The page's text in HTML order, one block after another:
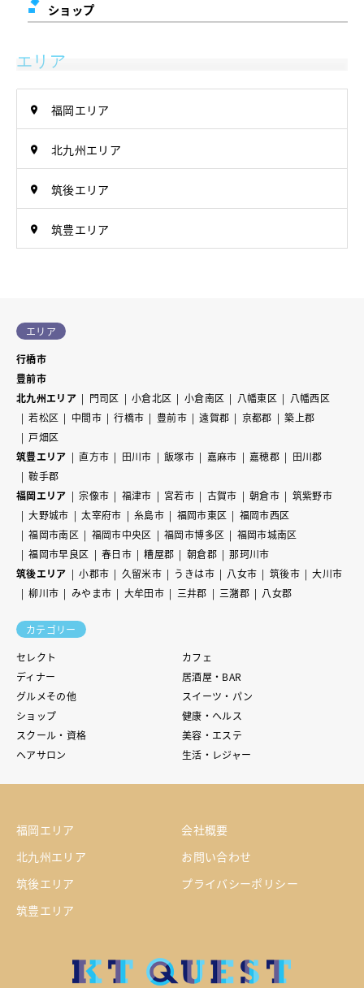
ショップ
エリア
福岡エリア
北九州エリア
筑後エリア
筑豊エリア
エリア
行橋市
豊前市
北九州エリア
門司区 小倉北区 小倉南区 八幡東区
八幡西区
若松区
中間市 行橋市 豊前市 遠賀郡 京都郡
築上郡
戸畑区
筑豊エリア
直方市 田川市 飯塚市 嘉麻市 嘉穂郡
田川郡
鞍手郡
福岡エリア
宗像市 福津市 宮若市 古賀市 朝倉市
筑紫野市
大野城市
太宰府市 糸島市 福岡市東区
福岡市西区
福岡市南区
福岡市中央区 福岡市博多区
福岡市城南区
福岡市早良区
春日市 糟屋郡 朝倉郡
那珂川市
筑後エリア
小郡市 久留米市 うきは市 八女市 筑後市
大川市
柳川市
みやま市 大牟田市 三井郡 三潴郡 八女郡
カテゴリー
セレクト
カフェ
ディナー
居酒屋・BAR
グルメその他
スイーツ・パン
ショップ
健康・ヘルス
スクール・資格
美容・エステ
ヘアサロン
生活・レジャー
福岡エリア
北九州エリア
筑後エリア
筑豊エリア
会社概要
お問い合わせ
プライバシーポリシー